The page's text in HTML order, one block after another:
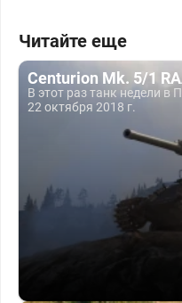
Читайте еще
Centurion Mk. 5/1
В этот раз танк недели в
22 октября 2018 г.